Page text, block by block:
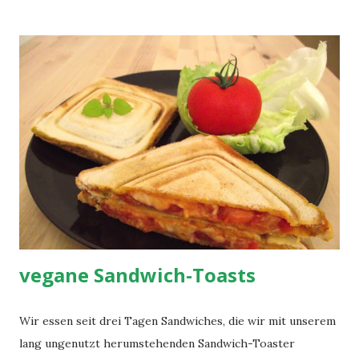
ablöschen, Frühlingszwiebeln und Sahne hinzugeben und
ca. 3 Minuten einkochen lassen. Dann das Geschnetzelte,
Majoran, Schnittlauch und etwas Knoblauch hinzugeben und
weitere 2 Minuten köcheln. Schließlich mit Salz und Pfeffer
abschmecken und z.B. mit Nudeln (ca. 300 g trocken)
servieren.
vegane Sandwich-Toasts
Wir essen seit drei Tagen Sandwiches, die wir mit unserem
lang ungenutzt herumstehenden Sandwich-Toaster